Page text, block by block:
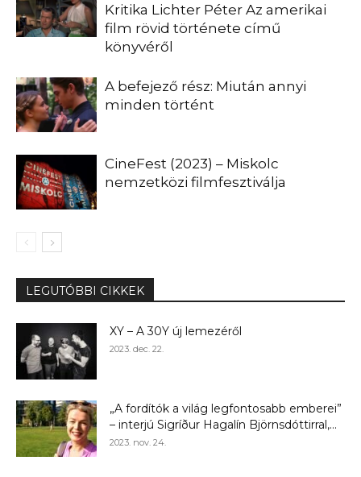
Kritika Lichter Péter Az amerikai
film rövid története című
könyvéről
A befejező rész: Miután annyi
minden történt
CineFest (2023) – Miskolc
nemzetközi filmfesztiválja
LEGUTÓBBI CIKKEK
XY – A 30Y új lemezéről
2023. dec. 22.
„A fordítók a világ legfontosabb emberei”
– interjú Sigríður Hagalín Björnsdóttirral,...
2023. nov. 24.